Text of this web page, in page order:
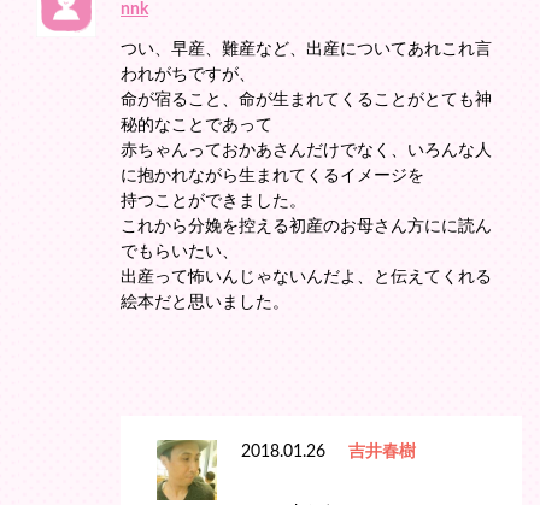
nnk
つい、早産、難産など、出産についてあれこれ言
われがちですが、
命が宿ること、命が生まれてくることがとても神
秘的なことであって
赤ちゃんっておかあさんだけでなく、いろんな人
に抱かれながら生まれてくるイメージを
持つことができました。
これから分娩を控える初産のお母さん方にに読ん
でもらいたい、
出産って怖いんじゃないんだよ、と伝えてくれる
絵本だと思いました。
2018.01.26 吉井春樹